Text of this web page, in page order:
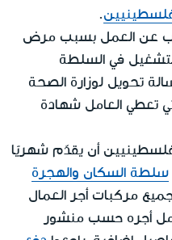
.
عن العمل بسبب مرض
في السلطة
تحويل لوزارة الصحة
تعطي العامل شهادة
أن يقدّم شهريًا
سلطة السكان والهجرة
مركبات أجر العمال
أجره حسب منشور